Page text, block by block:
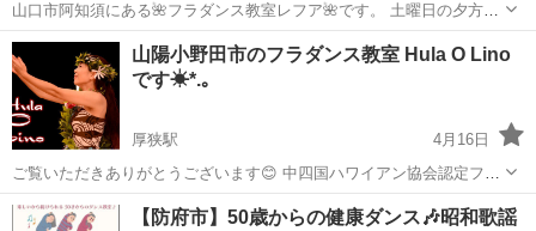
山口市阿知須にある🌺フラダンス教室レフア🌺です。 土曜日の夕方、
フラダンスを始めるチャンスです。✨ 中四国ハワイアン協会のカリキ
ュラムに沿って、優しく学んで行けます（╹◡╹）♡ 趣味を見つけてみ
ませんか？ ...
山口 山口市 阿知須駅 フラダンス 親子
山陽小野田市のフラダンス教室 Hula O Lino
です☀︎*.｡
厚狭駅
4月16日
ご覧いただきありがとうございます😊 中四国ハワイアン協会認定フラ
インストラクターのあさみがお伝えします、 山陽小野田のフラダンス
教室 Hula O Linoです。 厚狭駅新幹線口を出てすぐ 不二輸送機ホール
山口 山陽小野田市 厚狭駅 フラダンス
【防府市】50歳からの健康ダンス🎶昭和歌謡